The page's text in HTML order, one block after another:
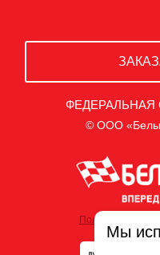
ФЕДЕРАЛЬНАЯ
© ООО
Политика
Мы